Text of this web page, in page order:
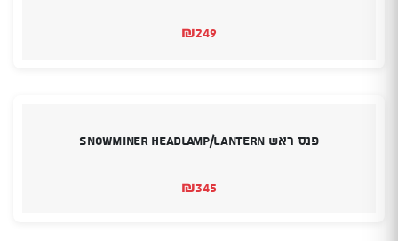
₪249
פנס ראש SnowMiner Headlamp/Lantern
₪345